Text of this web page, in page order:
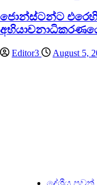
ජොන්ස්ටන්ට
Editor3 August 5,
දේශීය පුවත්